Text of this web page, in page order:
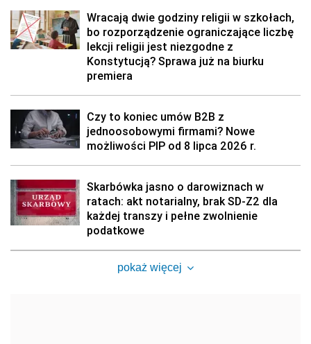
Wracają dwie godziny religii w szkołach,
bo rozporządzenie ograniczające liczbę
lekcji religii jest niezgodne z
Konstytucją? Sprawa już na biurku
premiera
Czy to koniec umów B2B z
jednoosobowymi firmami? Nowe
możliwości PIP od 8 lipca 2026 r.
Skarbówka jasno o darowiznach w
ratach: akt notarialny, brak SD-Z2 dla
każdej transzy i pełne zwolnienie
podatkowe
pokaż więcej